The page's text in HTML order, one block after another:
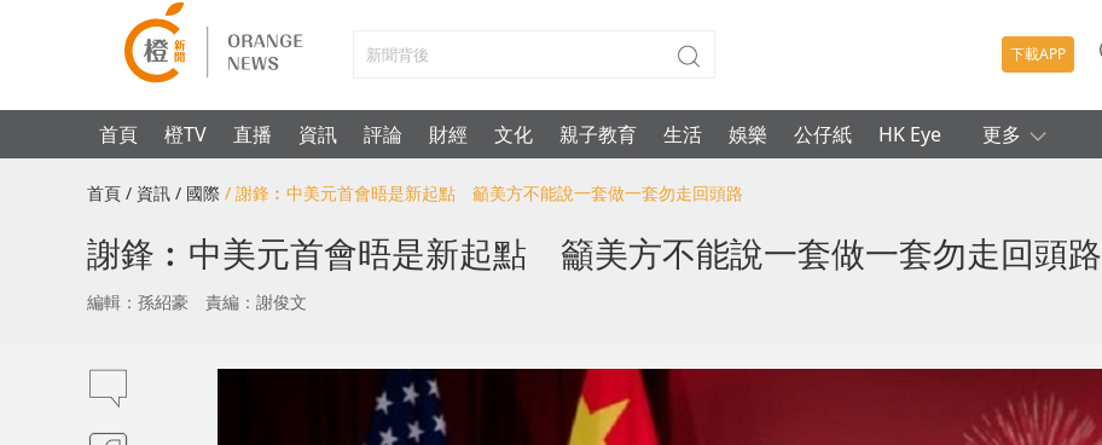
下載APP
首頁 橙TV 直播 資訊 評論 財經 文化 親子教育 生活 娛樂 公仔紙 HK Eye 更多
首頁 / 資訊 / 國際 / 謝鋒︰中美元首會晤是新起點 籲美方不能說一套做一套勿走回頭路
謝鋒︰中美元首會晤是新起點 籲美方不能說一套做一套勿走回頭路
編輯：孫紹豪 責編：謝俊文